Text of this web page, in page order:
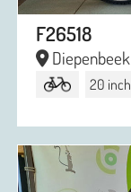
F26518
Diepenbeek
20 inch